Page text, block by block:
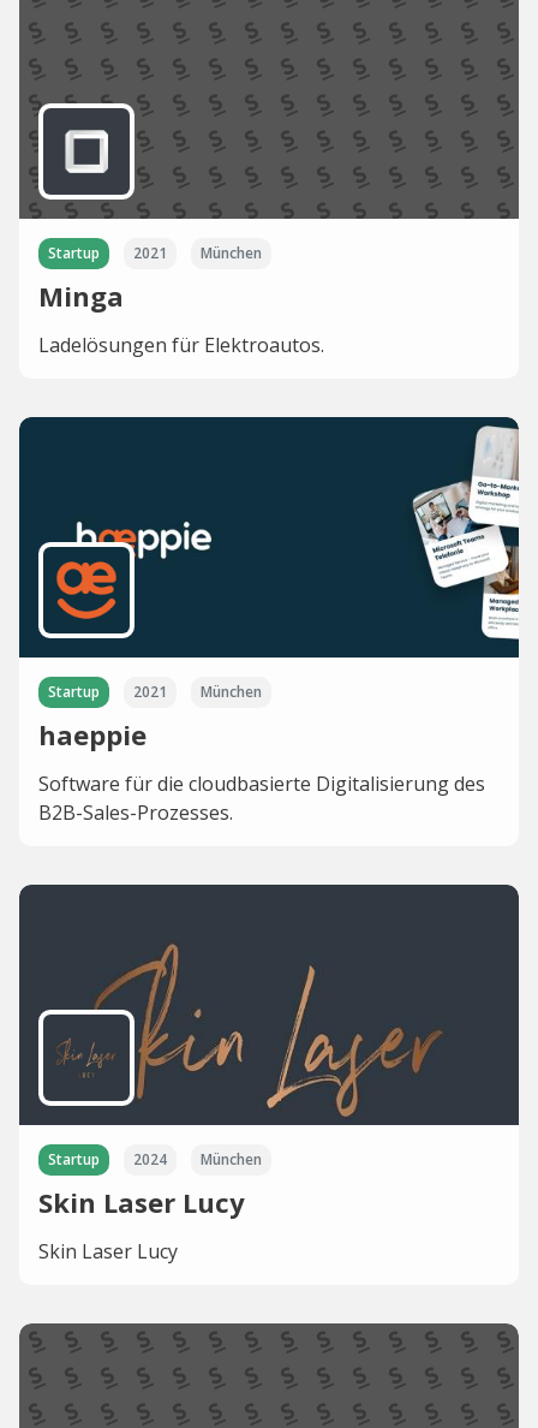
Startup 2021 München
Minga
Ladelösungen für Elektroautos.
Startup 2021 München
haeppie
Software für die cloudbasierte Digitalisierung des
B2B-Sales-Prozesses.
Startup 2024 München
Skin Laser Lucy
Skin Laser Lucy